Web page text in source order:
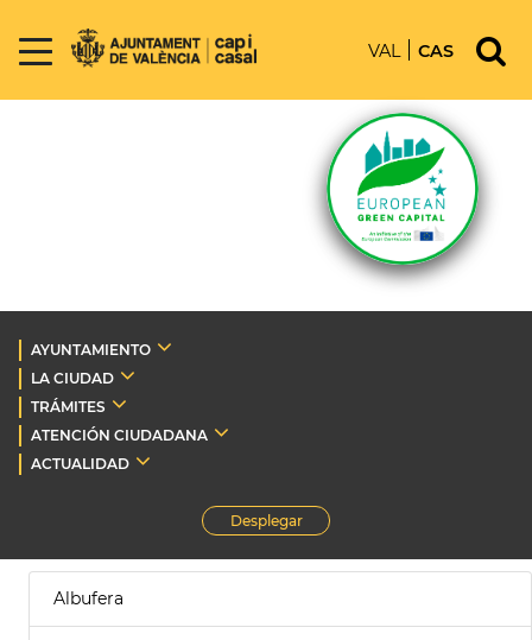
VAL CAS
AYUNTAMIENTO
LA CIUDAD
TRÁMITES
ATENCIÓN CIUDADANA
ACTUALIDAD
Desplegar
Albufera